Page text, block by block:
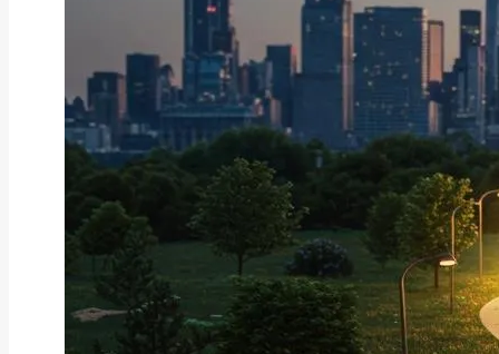
ファクタリング
ペイトナーファクタリングの活用
法｜中小企業・個...
2026年8月5日